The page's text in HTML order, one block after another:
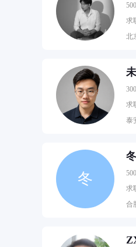
求
北
求
泰
冬
冬
求
合